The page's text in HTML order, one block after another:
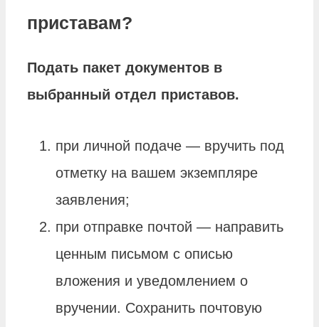
приставам?
Подать пакет документов в
выбранный отдел приставов.
при личной подаче — вручить под
отметку на вашем экземпляре
заявления;
при отправке почтой — направить
ценным письмом с описью
вложения и уведомлением о
вручении. Сохранить почтовую